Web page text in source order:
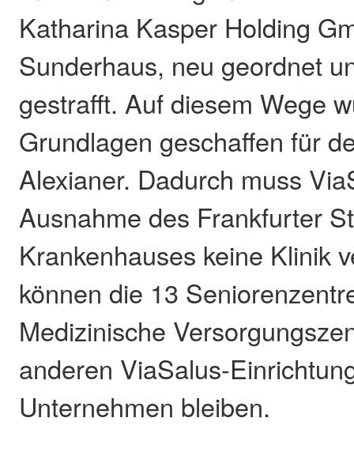
Katharina Kasper Holding
Sunderhaus, neu geordnet
gestrafft. Auf diesem Wege
Grundlagen geschaffen für
Alexianer. Dadurch muss
Ausnahme des Frankfurter
Krankenhauses keine Klinik
können die 13
Medizinische
anderen ViaSalus-
Unternehmen bleiben.